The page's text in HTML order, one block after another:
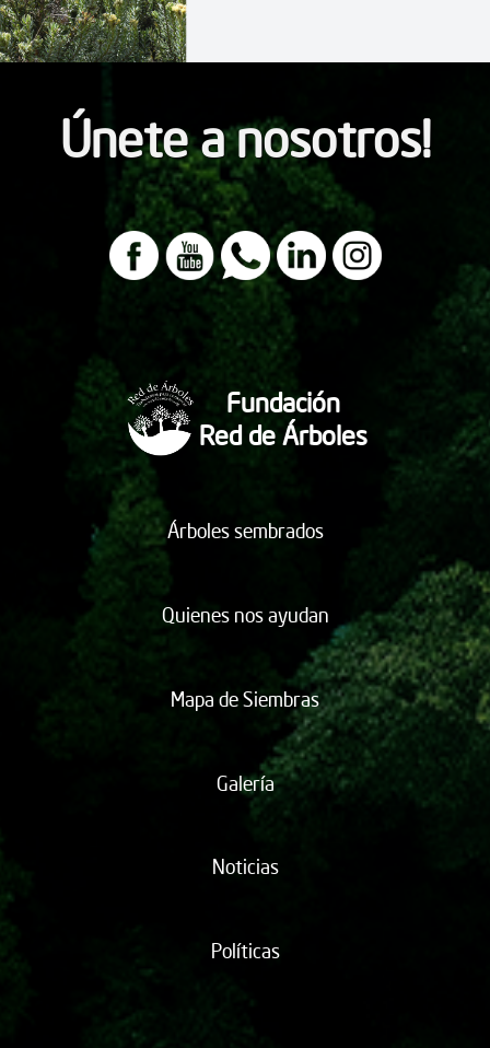
Únete a nosotros!
Fundación
Red de Árboles
Árboles sembrados
Quienes nos ayudan
Mapa de Siembras
Galería
Noticias
Políticas